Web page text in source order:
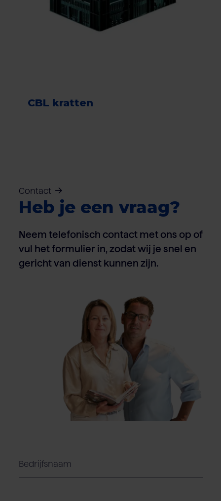
CBL kratten
Contact
Heb je een vraag?
Neem telefonisch contact met ons op of
vul het formulier in, zodat wij je snel en
gericht van dienst kunnen zijn.